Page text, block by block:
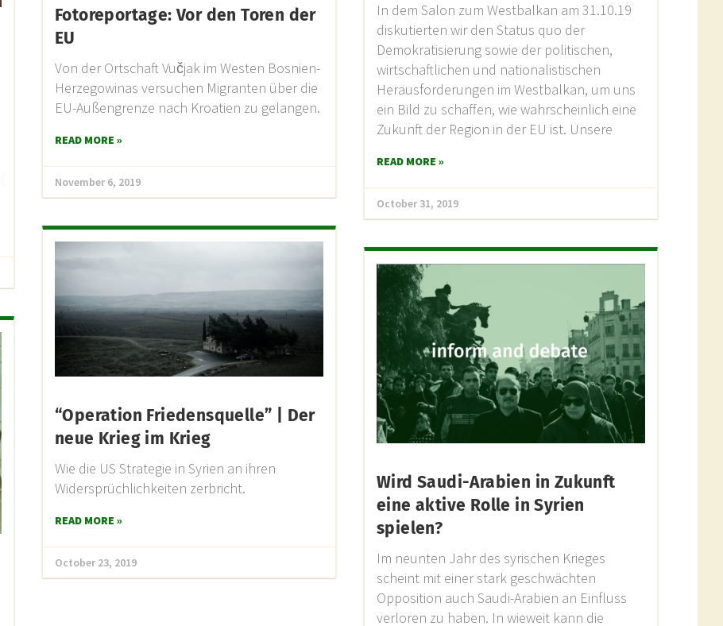
Fotoreportage: Vor den Toren der
EU
Von der Ortschaft Vučjak im Westen Bosnien-
Herzegowinas versuchen Migranten über die
EU-Außengrenze nach Kroatien zu gelangen.
READ MORE »
November 6, 2019
In dem Salon zum Westbalkan am 31.10.19
diskutierten wir den Status quo der
Demokratisierung sowie der politischen,
wirtschaftlichen und nationalistischen
Herausforderungen im Westbalkan, um uns
ein Bild zu schaffen, wie wahrscheinlich eine
Zukunft der Region in der EU ist. Unsere
READ MORE »
October 31, 2019
“Operation Friedensquelle” | Der
neue Krieg im Krieg
Wie die US Strategie in Syrien an ihren
Widersprüchlichkeiten zerbricht.
READ MORE »
October 23, 2019
Wird Saudi-Arabien in Zukunft
eine aktive Rolle in Syrien
spielen?
Im neunten Jahr des syrischen Krieges
scheint mit einer stark geschwächten
Opposition auch Saudi-Arabien an Einfluss
verloren zu haben. In wieweit kann die